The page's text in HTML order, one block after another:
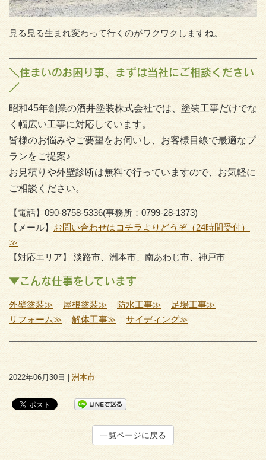
見る見る生まれ変わって行くのがワクワクしますね。
＼住まいのお困り事、まずは当社にご相談ください
／
昭和45年創業の酒井塗装株式会社では、塗装工事だけでな
く幅広い工事に対応しています。
皆様のお悩みやご要望をお伺いし、お客様目線で最適なプ
ランをご提案♪
お見積りや外壁診断は無料で行っていますので、お気軽に
ご相談ください。
【電話】090-8758-5336(事務所：0799-28-1373)
【メール】 お問い合わせはコチラよりどうぞ（24時間受付）
≫
【対応エリア】 淡路市、洲本市、南あわじ市、神戸市
▼こんな仕事をしています
外壁塗装≫ 屋根塗装≫ 防水工事≫
足場工事≫
リフォーム≫
解体工事≫ サイディング≫
2022年06月30日 |洲本市
一覧ページに戻る